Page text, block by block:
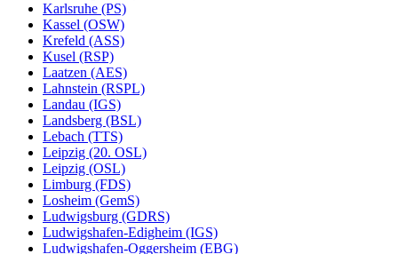
Karlsruhe (PS)
Kassel (OSW)
Krefeld (ASS)
Kusel (RSP)
Laatzen (AES)
Lahnstein (RSPL)
Landau (IGS)
Landsberg (BSL)
Lebach (TTS)
Leipzig (20. OSL)
Leipzig (OSL)
Limburg (FDS)
Losheim (GemS)
Ludwigsburg (GDRS)
Ludwigshafen-Edigheim (IGS)
Ludwigshafen-Oggersheim (EBG)